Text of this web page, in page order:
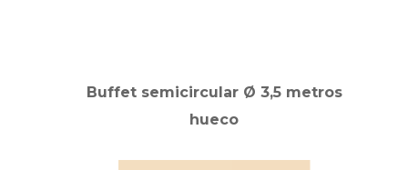
Buffet semicircular Ø 3,5 metros
hueco